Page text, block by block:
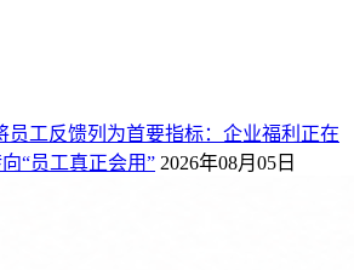
员工反馈列为首要指标：企业福利正在
“员工真正会用” 2026年08月05日